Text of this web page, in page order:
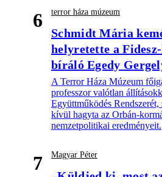
6 terror háza múzeum
Schmidt Mária
helyretette a
bíráló Egedy
A Terror Háza Múzeum
professzor valótlan
Együttműködés
kívül hagyta az Orbán-
nemzetpolitikai eredményeit.
7 Magyar Péter